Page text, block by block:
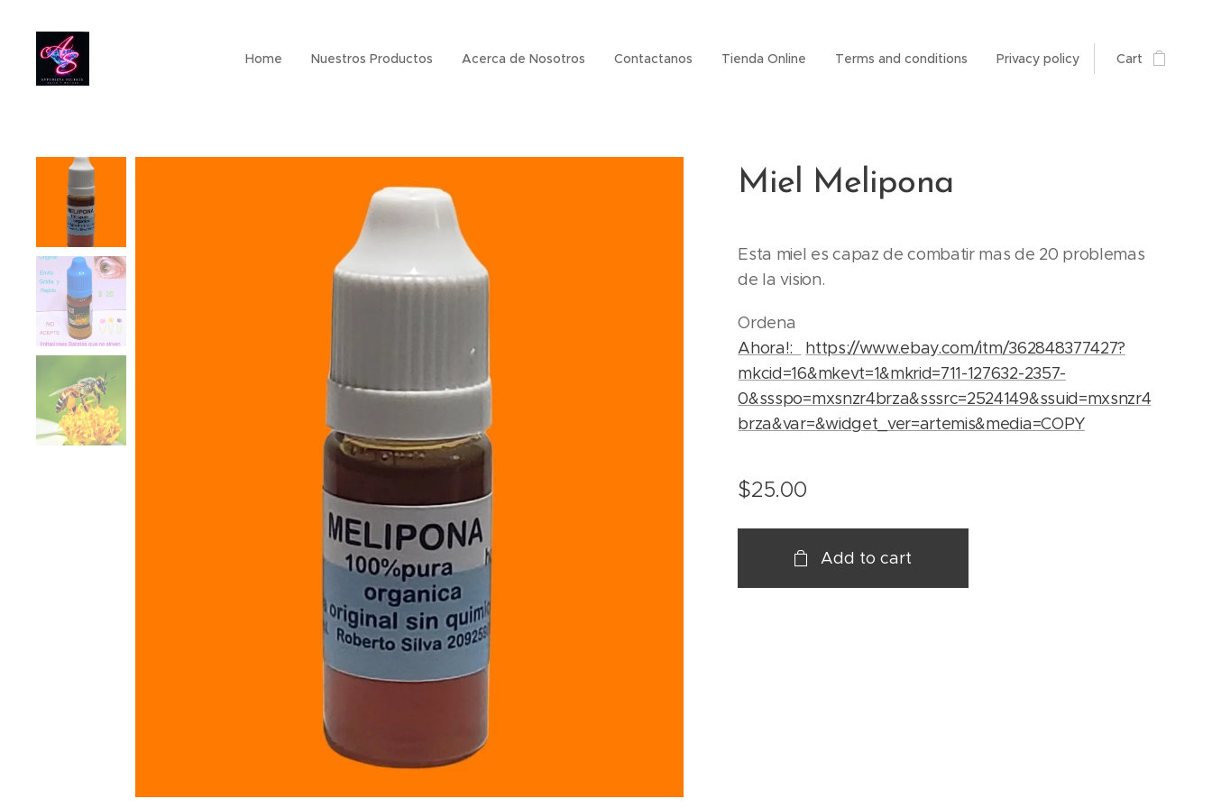
Home Nuestros Productos Acerca de Nosotros Contactanos Tienda Online Terms and conditions Privacy policy Cart
Miel Melipona
Esta miel es capaz de combatir mas de 20 problemas
de la vision.
Ordena
Ahora!:
https://www.ebay.com/itm/362848377427?
mkcid=16&mkevt=1&mkrid=711-127632-2357-
0&ssspo=mxsnzr4brza&sssrc=2524149&ssuid=mxsnzr4
brza&var=&widget_ver=artemis&media=COPY
$25.00
Add to cart